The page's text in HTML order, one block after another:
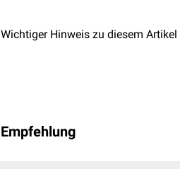
Wichtiger Hinweis zu diesem Artikel
Empfehlung